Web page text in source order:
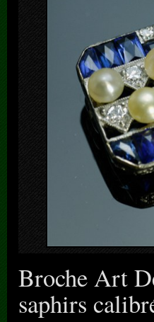
Broche Art
saphirs